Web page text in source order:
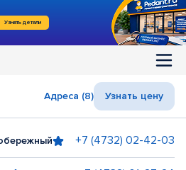
Узнать детали
Адреса (8) Узнать цену
+7 (4732) 02-42-03